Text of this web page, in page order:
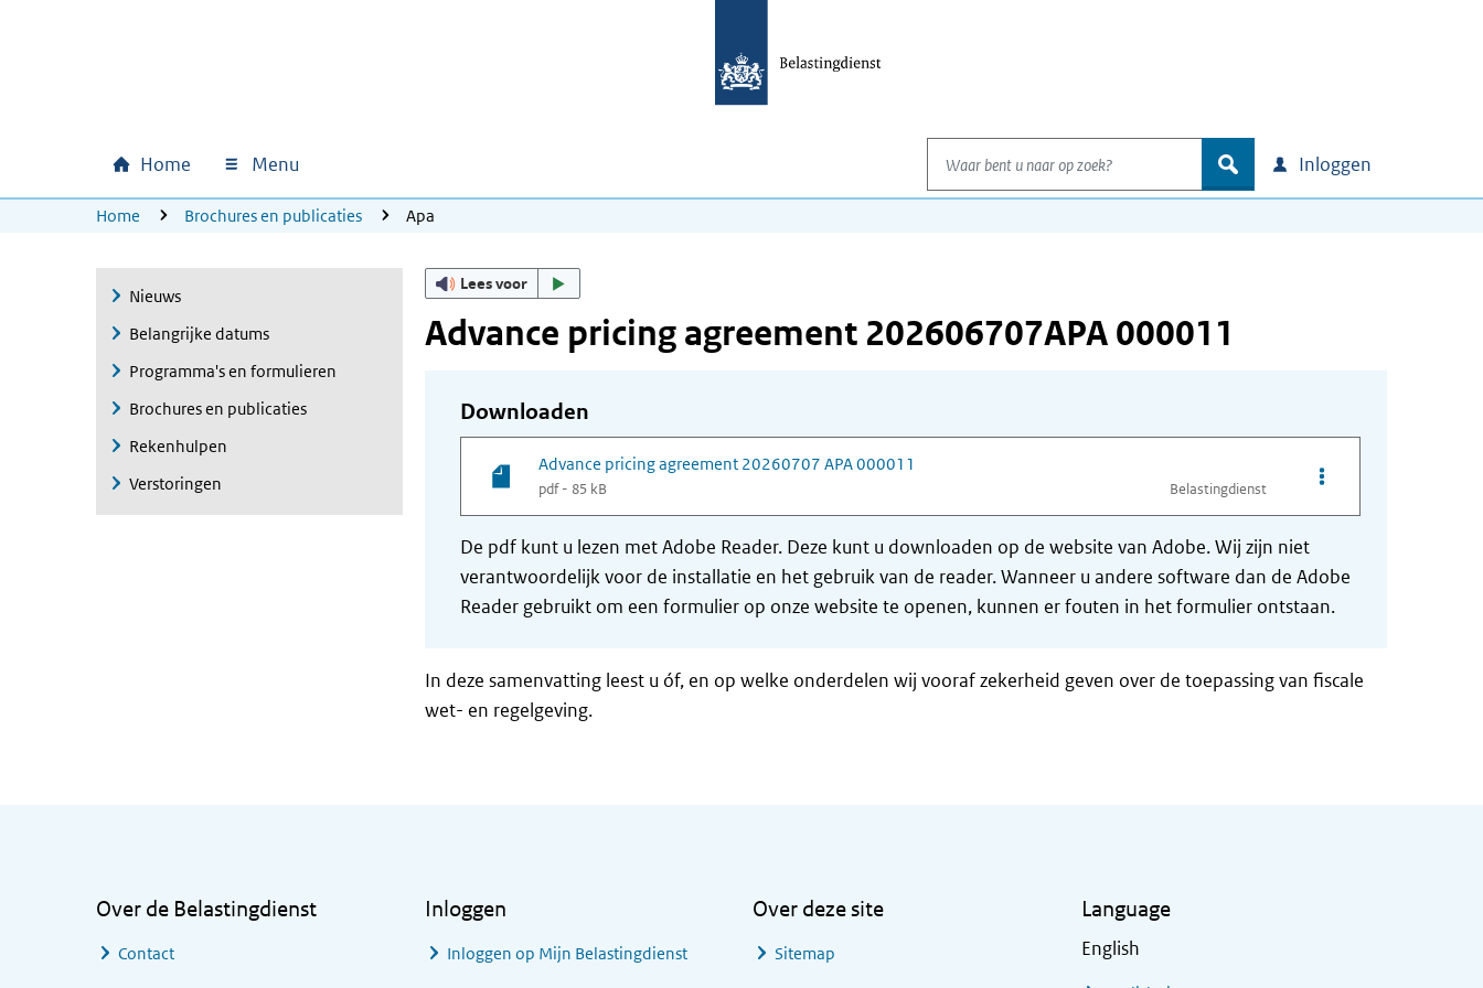
Hoofdnavigatie
Home Menu
Waar bent u naar op zoek?
zoek Inloggen
U bevindt zich hier:
Home Brochures en publicaties Apa
Nieuws
Belangrijke datums
Programma's en formulieren
Brochures en publicaties
Rekenhulpen
Verstoringen
Lees voor
Advance pricing agreement 202606707APA 000011
Downloaden
Advance pricing agreement 20260707 APA 000011
pdf - 85 kB Belastingdienst
Opties van bestand
De pdf kunt u lezen met Adobe Reader. Deze kunt u downloaden op de website van Adobe. Wij zijn niet
verantwoordelijk voor de installatie en het gebruik van de reader. Wanneer u andere software dan de Adobe
Reader gebruikt om een formulier op onze website te openen, kunnen er fouten in het formulier ontstaan.
In deze samenvatting leest u óf, en op welke onderdelen wij vooraf zekerheid geven over de toepassing van fiscale
wet- en regelgeving.
Over de Belastingdienst
Contact
Inloggen
Inloggen op Mijn Belastingdienst
Over deze site
Sitemap
Language
English